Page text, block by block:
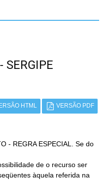
SERGIPE
HTML VERSÃO PDF
- REGRA ESPECIAL. Se do